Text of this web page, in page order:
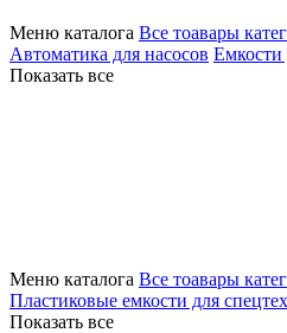
Меню каталога Все тоавары
Автоматика для насосов Емкости
Показать все
Меню каталога Все тоавары
Пластиковые емкости для
Показать все